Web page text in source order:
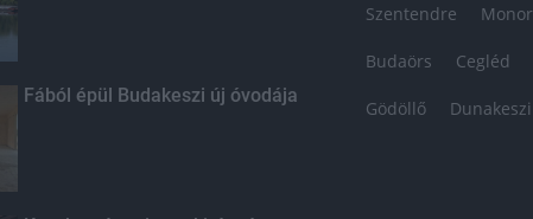
Fából épül Budakeszi új óvodája
Szentendre Monor
Budaörs Cegléd
Gödöllő Dunakeszi